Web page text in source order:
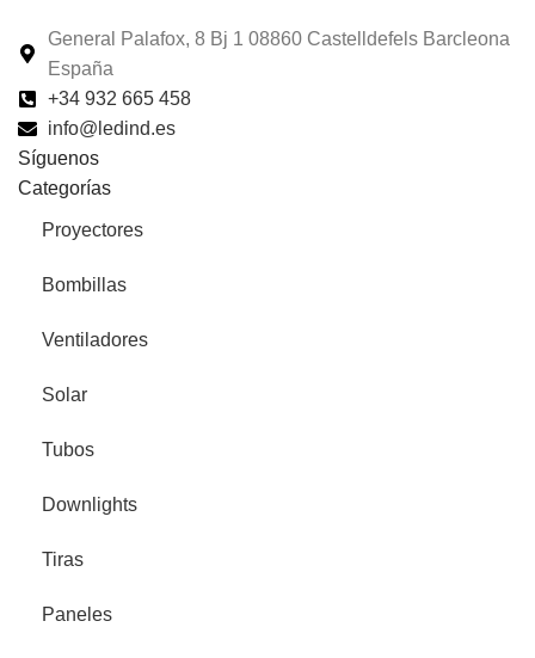
General Palafox, 8 Bj 1 08860 Castelldefels Barcleona
España
+34 932 665 458‬
info@ledind.es
Síguenos
Categorías
Proyectores
Bombillas
Ventiladores
Solar
Tubos
Downlights
Tiras
Paneles